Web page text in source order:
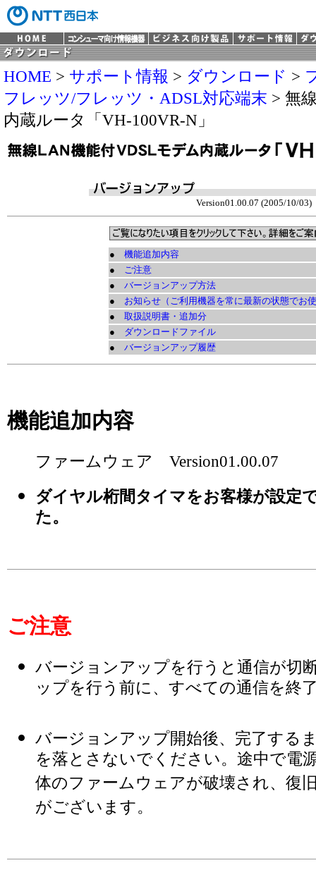
HOME > サポート情報 > ダウンロード >
フレッツ/フレッツ・ADSL対応端末 > 無
内蔵ルータ「VH-100VR-N」
Version01.00.07 (2005/10/03)
● 機能追加内容
● ご注意
● バージョンアップ方法
● お知らせ（ご利用機器を常に最新の状態でお
● 取扱説明書・追加分
● ダウンロードファイル
● バージョンアップ履歴
機能追加内容
ファームウェア Version01.00.07
ダイヤル桁間タイマをお客様が設定
た。
ご注意
バージョンアップを行うと通信が切
ップを行う前に、すべての通信を終
バージョンアップ開始後、完了する
を落とさないでください。途中で電
体のファームウェアが破壊され、復
がございます。